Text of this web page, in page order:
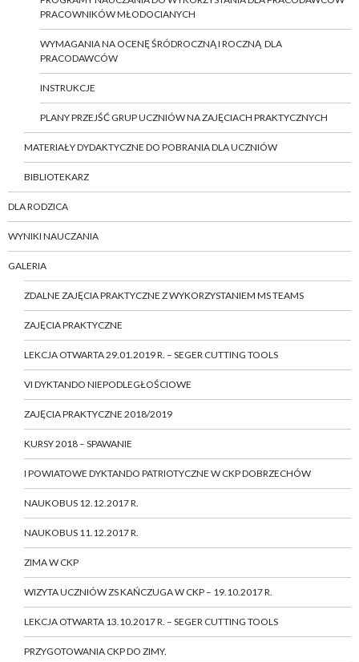
PRACOWNIKÓW MŁODOCIANYCH
WYMAGANIA NA OCENĘ ŚRÓDROCZNĄ I ROCZNĄ DLA
PRACODAWCÓW
INSTRUKCJE
PLANY PRZEJŚĆ GRUP UCZNIÓW NA ZAJĘCIACH PRAKTYCZNYCH
MATERIAŁY DYDAKTYCZNE DO POBRANIA DLA UCZNIÓW
BIBLIOTEKARZ
DLA RODZICA
WYNIKI NAUCZANIA
GALERIA
ZDALNE ZAJĘCIA PRAKTYCZNE Z WYKORZYSTANIEM MS TEAMS
ZAJĘCIA PRAKTYCZNE
LEKCJA OTWARTA 29.01.2019 R. – SEGER CUTTING TOOLS
VI DYKTANDO NIEPODLEGŁOŚCIOWE
ZAJĘCIA PRAKTYCZNE 2018/2019
KURSY 2018 – SPAWANIE
I POWIATOWE DYKTANDO PATRIOTYCZNE W CKP DOBRZECHÓW
NAUKOBUS 12.12.2017 R.
NAUKOBUS 11.12.2017 R.
ZIMA W CKP
WIZYTA UCZNIÓW ZS KAŃCZUGA W CKP – 19.10.2017 R.
LEKCJA OTWARTA 13.10.2017 R. – SEGER CUTTING TOOLS
PRZYGOTOWANIA CKP DO ZIMY.